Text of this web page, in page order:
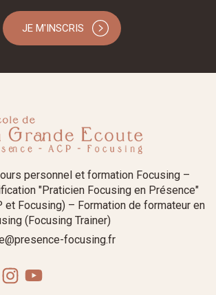
JE M'INSCRIS
personnel et formation Focusing –
"Praticien Focusing en Présence"
et Focusing) – Formation de formateur en
(Focusing Trainer)
focusing.fr
FacebookInstagram